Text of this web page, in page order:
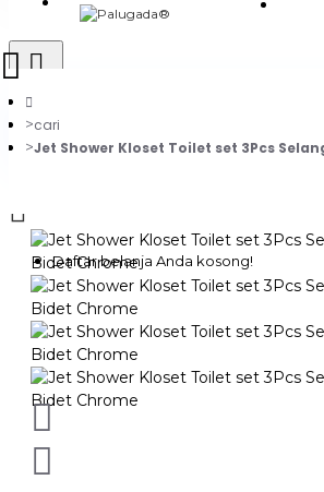
Daftar belanja Anda kosong!
cari
Jet Shower Kloset Toilet set 3Pcs